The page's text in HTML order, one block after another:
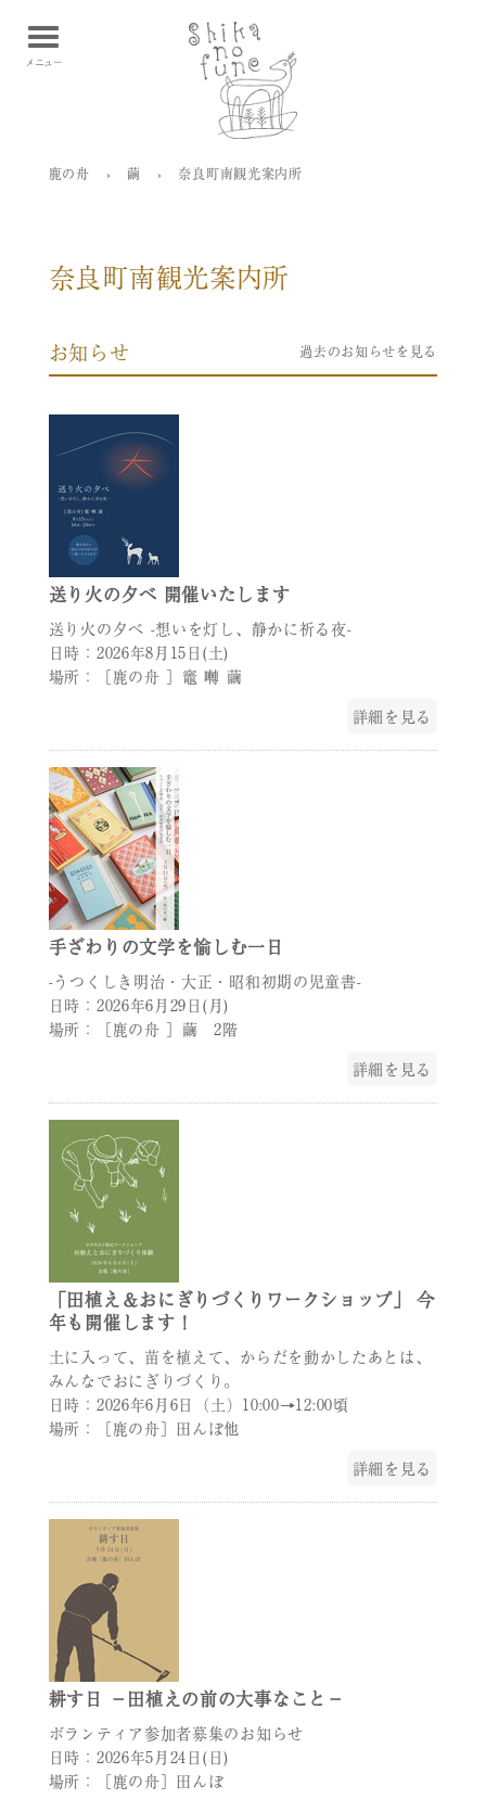
メニュー
鹿の舟 › 繭 › 奈良町南観光案内所
奈良町南観光案内所
お知らせ 過去のお知らせを見る
送り火の夕べ 開催いたします
送り火の夕べ -想いを灯し、静かに祈る夜-
日時：2026年8月15日(土)
場所：［鹿の舟 ］竈 囀 繭
詳細を見る
手ざわりの文学を愉しむ一日
-うつくしき明治・大正・昭和初期の児童書-
日時：2026年6月29日(月)
場所：［鹿の舟 ］繭 2階
詳細を見る
「田植え＆おにぎりづくりワークショップ」 今
年も開催します！
土に入って、苗を植えて、からだを動かしたあとは、
みんなでおにぎりづくり。
日時：2026年6月6日（土）10:00→12:00頃
場所：［鹿の舟］田んぼ他
詳細を見る
耕す日 －田植えの前の大事なこと－
ボランティア参加者募集のお知らせ
日時：2026年5月24日(日)
場所：［鹿の舟］田んぼ